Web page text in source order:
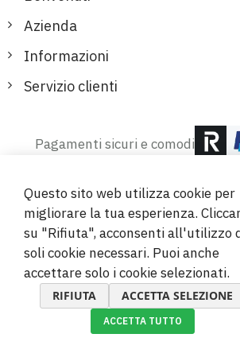
Azienda
Informazioni
Servizio clienti
Pagamenti sicuri e comodi
© 2019-2026 Megamix
Questo sito web utilizza cookie per
migliorare la tua esperienza.
su "Rifiuta", acconsenti all'utilizzo
soli cookie necessari. Puoi anche
accettare solo i cookie selezionati.
RIFIUTA ACCETTA SELEZIONE
ACCETTA TUTTO